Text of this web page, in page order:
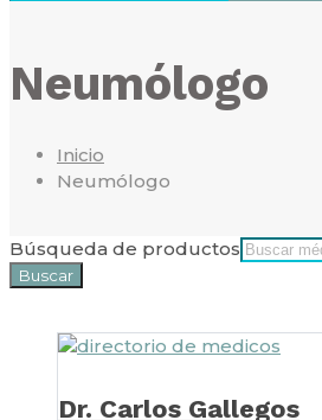
Neumólogo
Inicio
Neumólogo
Búsqueda de productos
Buscar
Dr. Carlos Gallegos